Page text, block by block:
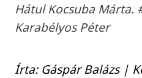
Hátul Kocsuba Márta.
Karabélyos Péter
Írta: Gáspár Balázs |